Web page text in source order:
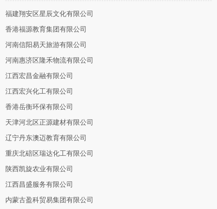
福建翔安区星辰文化有限公司
香港福源教育集团有限公司
河南信阳易天旅游有限公司
河南惠济区隆禾物流有限公司
江西宏昌金融有限公司
江西宏兴化工有限公司
香港岳衡环保有限公司
天津河北区正源建材有限公司
辽宁丹东澳迈教育有限公司
重庆北碚区瑞达化工有限公司
陕西凯旋农业有限公司
江西昌盛服务有限公司
内蒙古盈科贸易集团有限公司